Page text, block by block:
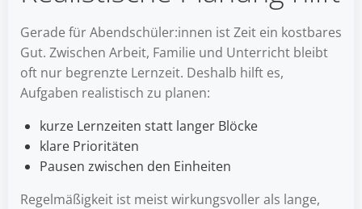
Gerade für Abendschüler:innen ist Zeit ein kostbares
Gut. Zwischen Arbeit, Familie und Unterricht bleibt
oft nur begrenzte Lernzeit. Deshalb hilft es,
Aufgaben realistisch zu planen:
kurze Lernzeiten statt langer Blöcke
klare Prioritäten
Pausen zwischen den Einheiten
Regelmäßigkeit ist meist wirkungsvoller als lange,